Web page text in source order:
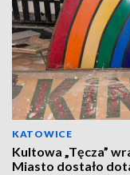
KATOWICE
Kultowa „Tęcza”
Miasto dostało